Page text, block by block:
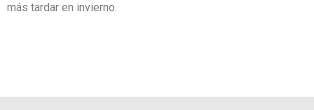
más tardar en invierno.